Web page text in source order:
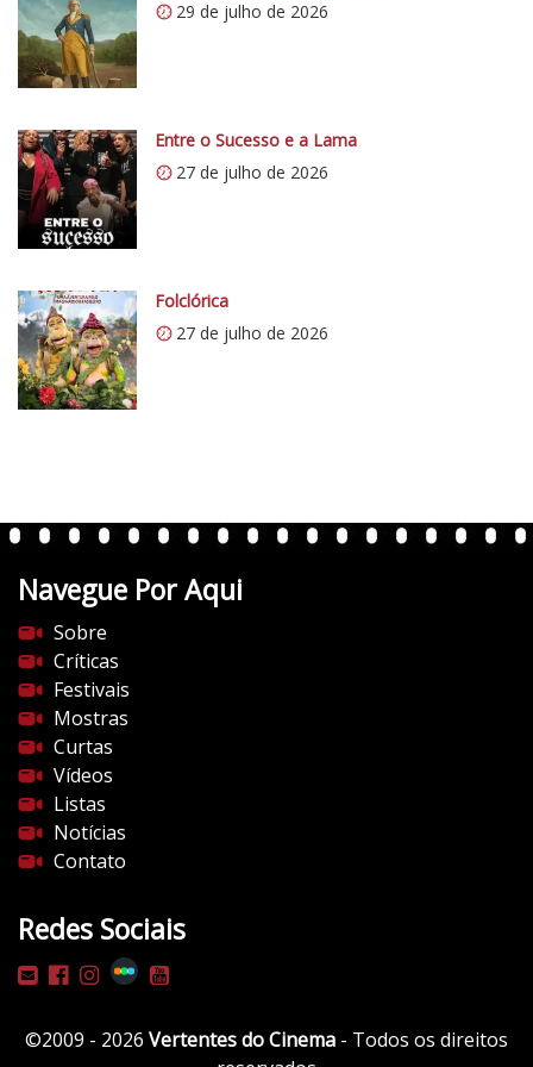
:
/
/
0
.
w
p
.
o
m
/
v
e
n
e
d
o
c
i
n
e
m
a
.
o
m
/
p
29 de julho de 2026
Entre o Sucesso e a Lama
27 de julho de 2026
Folclórica
27 de julho de 2026
Navegue Por Aqui
Sobre
Críticas
Festivais
Mostras
Curtas
Vídeos
Listas
Notícias
Contato
Redes Sociais
©2009 - 2026 Vertentes do Cinema - Todos os direitos